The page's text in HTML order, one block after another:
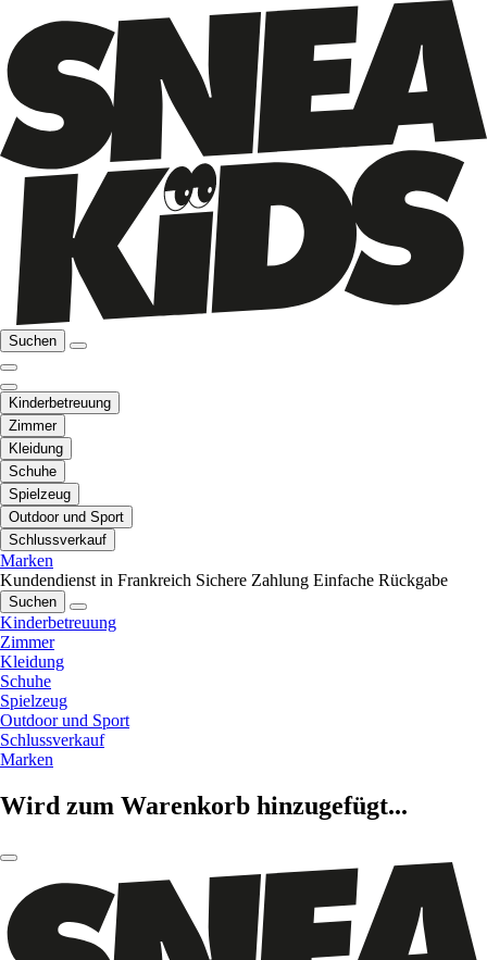
Suchen
Kinderbetreuung
Zimmer
Kleidung
Schuhe
Spielzeug
Outdoor und Sport
Schlussverkauf
Marken
Kundendienst in Frankreich Sichere Zahlung Einfache Rückgabe
Suchen
Kinderbetreuung
Zimmer
Kleidung
Schuhe
Spielzeug
Outdoor und Sport
Schlussverkauf
Marken
Wird zum Warenkorb hinzugefügt...